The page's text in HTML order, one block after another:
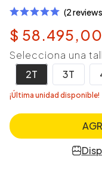
(2
$ 58.495,00
Selecciona una
2T
3T
¡Última unidad disponible!